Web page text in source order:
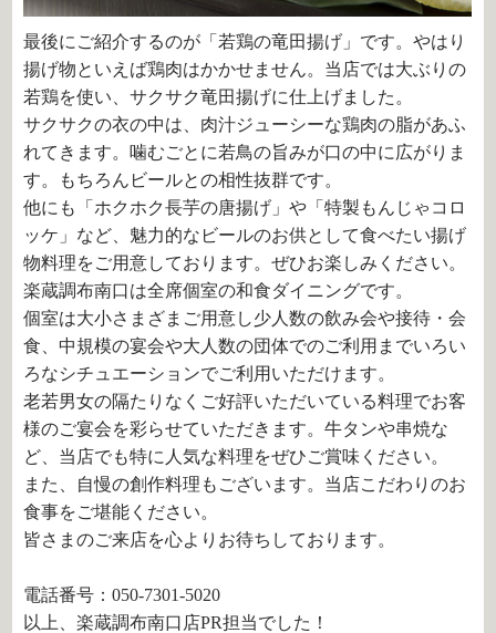
最後にご紹介するのが「若鶏の竜田揚げ」です。やはり
揚げ物といえば鶏肉はかかせません。当店では大ぶりの
若鶏を使い、サクサク竜田揚げに仕上げました。
サクサクの衣の中は、肉汁ジューシーな鶏肉の脂があふ
れてきます。噛むごとに若鳥の旨みが口の中に広がりま
す。もちろんビールとの相性抜群です。
他にも「ホクホク長芋の唐揚げ」や「特製もんじゃコロ
ッケ」など、魅力的なビールのお供として食べたい揚げ
物料理をご用意しております。ぜひお楽しみください。
楽蔵調布南口は全席個室の和食ダイニングです。
個室は大小さまざまご用意し少人数の飲み会や接待・会
食、中規模の宴会や大人数の団体でのご利用までいろい
ろなシチュエーションでご利用いただけます。
老若男女の隔たりなくご好評いただいている料理でお客
様のご宴会を彩らせていただきます。牛タンや串焼な
ど、当店でも特に人気な料理をぜひご賞味ください。
また、自慢の創作料理もございます。当店こだわりのお
食事をご堪能ください。
皆さまのご来店を心よりお待ちしております。
電話番号：050-7301-5020
以上、楽蔵調布南口店PR担当でした！